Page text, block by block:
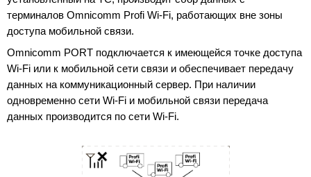
терминалов Omnicomm Profi Wi-Fi, работающих вне зоны
доступа мобильной связи.
Omnicomm PORT подключается к имеющейся точке доступа
Wi-Fi или к мобильной сети связи и обеспечивает передачу
данных на коммуникационный сервер. При наличии
одновременно сети Wi-Fi и мобильной связи передача
данных производится по сети Wi-Fi.